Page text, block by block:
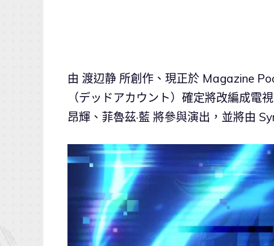
由 渡辺静 所創作、現正於 Magazine
（デッドアカウント）確定將改編成電
昂輝、菲魯茲·藍 將參與演出，並將由